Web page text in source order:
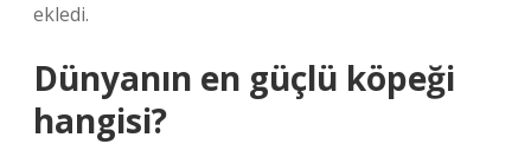
ekledi.
Dünyanın en güçlü köpeği
hangisi?